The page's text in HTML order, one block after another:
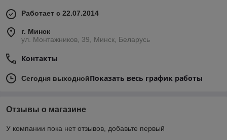
Работает с 22.07.2014
г. Минск
ул. Монтажников, 39, Минск, Беларусь
Контакты
Сегодня выходнойПоказать весь график работы
Отзывы о магазине
У компании пока нет отзывов, добавьте первый